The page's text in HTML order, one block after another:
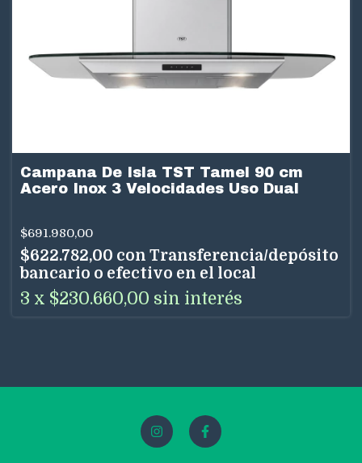
Campana De Isla TST Tamel 90 cm
Acero Inox 3 Velocidades Uso Dual
$691.980,00
$622.782,00 con Transferencia/depósito
bancario o efectivo en el local
3 x $230.660,00 sin interés